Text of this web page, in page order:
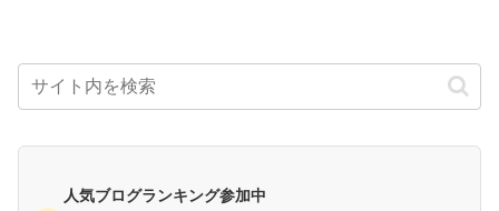
人気ブログランキング参加中